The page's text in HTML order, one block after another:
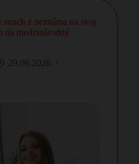
z neznáma na svoj
na medzinárodný
29.06.2026